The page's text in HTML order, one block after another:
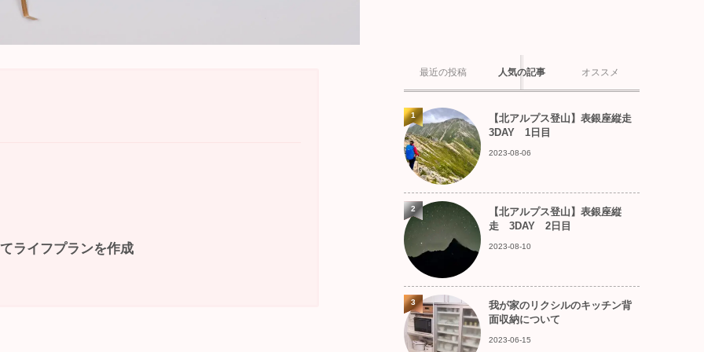
ライフプランを作成
最近の投稿 人気の記事 オススメ
【北アルプス登山】表銀座縦走
3DAY 1日目
2023-08-06
1
【北アルプス登山】表銀座縦
走 3DAY 2日目
2023-08-10
2
我が家のリクシルのキッチン背
面収納について
2023-06-15
3